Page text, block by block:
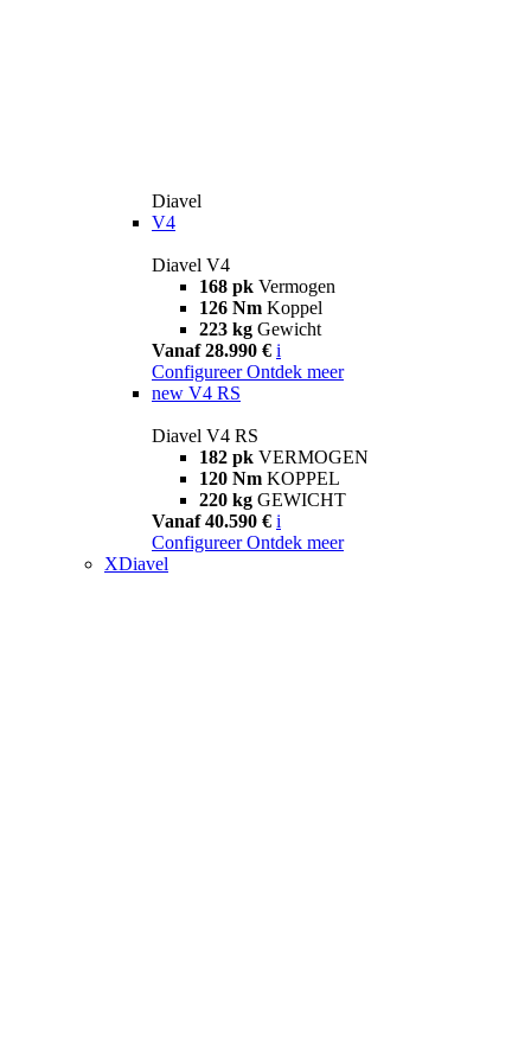
Diavel
V4
Diavel V4
168 pk Vermogen
126 Nm Koppel
223 kg Gewicht
Vanaf 28.990 € i
Configureer Ontdek meer
new V4 RS
Diavel V4 RS
182 pk VERMOGEN
120 Nm KOPPEL
220 kg GEWICHT
Vanaf 40.590 € i
Configureer Ontdek meer
XDiavel